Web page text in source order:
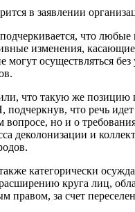
в заявлении
что любые
изменения,
могут осуществляться без
что такую же позицию
что речь идет
вопросе, но и о
деколонизации и
категорически
круга лиц,
правом, за счет